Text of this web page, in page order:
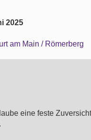
2025
am Main / Römerberg
eine feste